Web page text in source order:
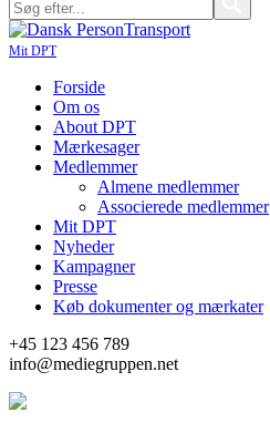
Mit DPT
Forside
Om os
About DPT
Mærkesager
Medlemmer
Almene medlemmer
Associerede medlemmer
Mit DPT
Nyheder
Kampagner
Presse
Køb dokumenter og mærkater
+45 123 456 789
info@mediegruppen.net